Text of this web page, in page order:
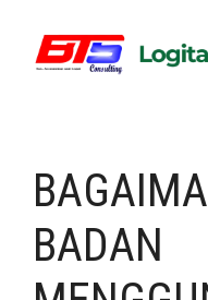
content
BADAN